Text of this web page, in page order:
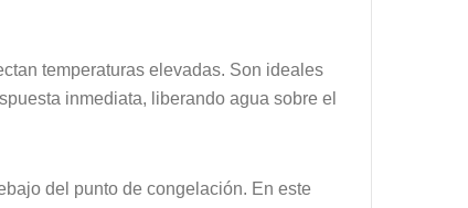
temperaturas elevadas. Son ideales
inmediata, liberando agua sobre el
del punto de congelación. En este